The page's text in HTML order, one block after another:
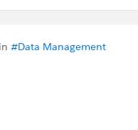
#Data Management